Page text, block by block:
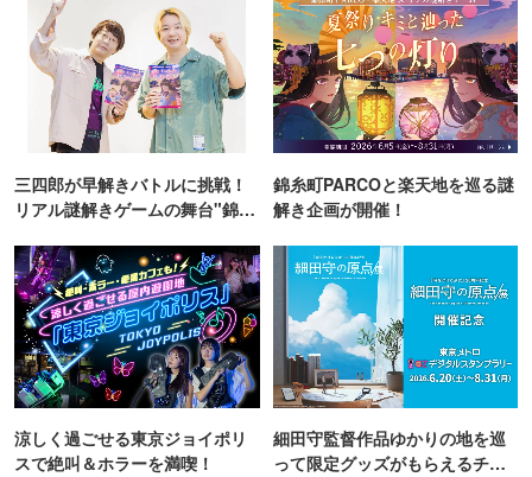
三四郎が早解きバトルに挑戦！
リアル謎解きゲームの舞台"錦糸
錦糸町PARCOと楽天地を巡る謎
解き企画が開催！
涼しく過ごせる東京ジョイポリ
スで絶叫＆ホラーを満喫！
細田守監督作品ゆかりの地を巡
って限定グッズがもらえるチャ